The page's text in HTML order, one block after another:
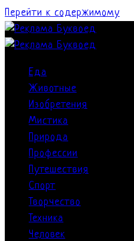
Перейти к содержимому
Еда
Животные
Изобретения
Мистика
Природа
Профессии
Путешествия
Спорт
Творчество
Техника
Человек